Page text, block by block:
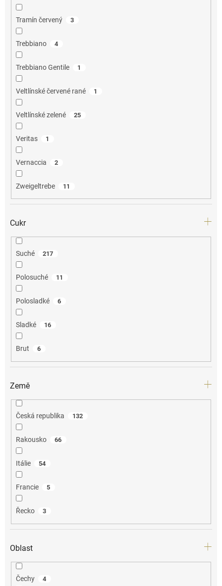
Tramín červený 3
Trebbiano 4
Trebbiano Gentile 1
Veltlínské červené rané 1
Veltlínské zelené 25
Veritas 1
Vernaccia 2
Zweigeltrebe 11
Cukr
Suché 217
Polosuché 11
Polosladké 6
Sladké 16
Brut 6
Země
Česká republika 132
Rakousko 66
Itálie 54
Francie 5
Řecko 3
Oblast
Čechy 4